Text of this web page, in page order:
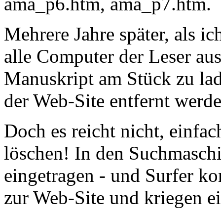
Mehrere Jahre später, als
alle Computer der Leser
Manuskript am Stück zu
der Web-Site entfernt
Doch es reicht nicht,
löschen! In den
eingetragen - und Surfer
zur Web-Site und kriegen